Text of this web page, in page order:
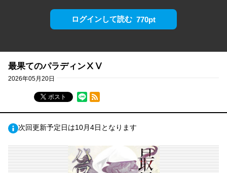
ログインして読む 770pt
最果てのパラディンⅩⅤ
2026年05月20日
ポスト
RSSフィード
次回更新予定日は10月4日となります